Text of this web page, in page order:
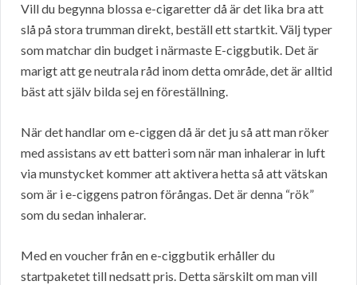
Vill du begynna blossa e-cigaretter då är det lika bra att
slå på stora trumman direkt, beställ ett startkit. Välj typer
som matchar din budget i närmaste E-ciggbutik. Det är
marigt att ge neutrala råd inom detta område, det är alltid
bäst att själv bilda sej en föreställning.
När det handlar om e-ciggen då är det ju så att man röker
med assistans av ett batteri som när man inhalerar in luft
via munstycket kommer att aktivera hetta så att vätskan
som är i e-ciggens patron förångas. Det är denna “rök”
som du sedan inhalerar.
Med en voucher från en e-ciggbutik erhåller du
startpaketet till nedsatt pris. Detta särskilt om man vill